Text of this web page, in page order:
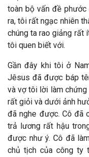
toàn bộ vấn đề phước
ra, tôi rất ngạc nhiên
chúng ta rao giảng rất
tôi quen biết với.
Gần đây khi tôi ở
Jêsus đã được báp
và vợ tôi lời làm chứng
rất giỏi và dưới ảnh
đã nghe được. Cô đã
trả lương rất hậu
được như ý. Cô đã
chủ tịch của công ty